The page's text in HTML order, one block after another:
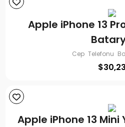
Apple iPhone 13
Cep Telefonu
$30,23
Apple iPhone 13